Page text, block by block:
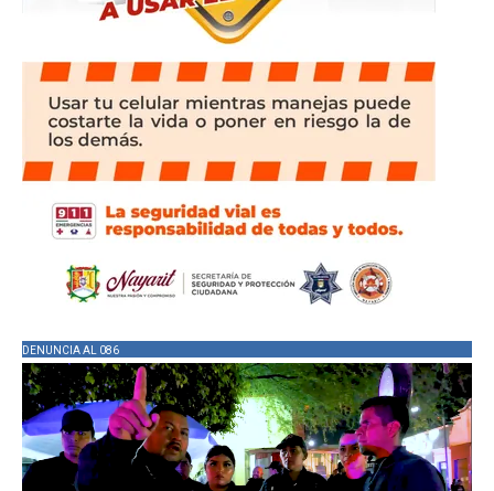
DENUNCIA AL 086